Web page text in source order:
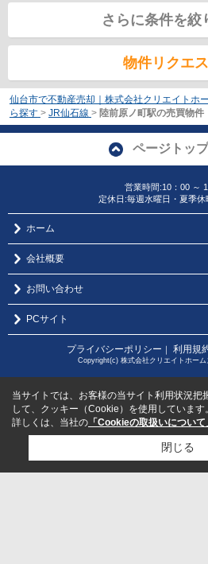
さらに条件を絞
物件リクエ
仙台市で不動産売却｜株式会社クリエイトホ
ら探す > JR仙石線 > 陸前原ノ町駅の売買物件
ページトッ
営業時間:10：00 ～
定休日:毎週水曜日・夏季休
ホーム
会社概要
お問い合わせ
PCサイト
プライバシーポリシー ｜ 利用規
Copyright(c) 株式会社クリエイトホー
当サイトでは、お客様の当サイト利用状況把
して、クッキー（Cookie）を使用しています。
詳しくは、当社の 「Cookieの取扱いについて
閉じる